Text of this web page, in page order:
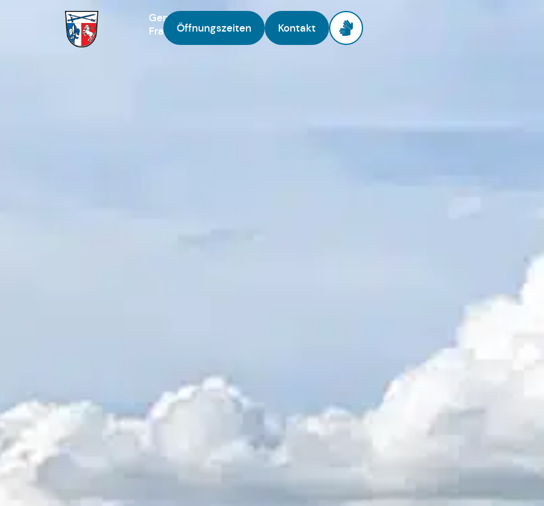
Gemeinde
FraunbergÖffnungszeiten Kontakt